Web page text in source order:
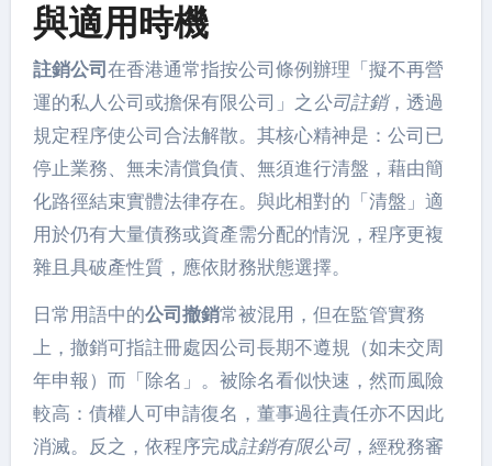
與適用時機
註銷公司在香港通常指按公司條例辦理「擬不再營
運的私人公司或擔保有限公司」之公司註銷，透過
規定程序使公司合法解散。其核心精神是：公司已
停止業務、無未清償負債、無須進行清盤，藉由簡
化路徑結束實體法律存在。與此相對的「清盤」適
用於仍有大量債務或資產需分配的情況，程序更複
雜且具破產性質，應依財務狀態選擇。
日常用語中的公司撤銷常被混用，但在監管實務
上，撤銷可指註冊處因公司長期不遵規（如未交周
年申報）而「除名」。被除名看似快速，然而風險
較高：債權人可申請復名，董事過往責任亦不因此
消滅。反之，依程序完成註銷有限公司，經稅務審